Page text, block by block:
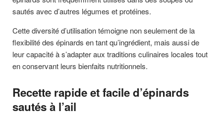
sautés avec d’autres légumes et protéines.
Cette diversité d’utilisation témoigne non seulement de la
flexibilité des épinards en tant qu’ingrédient, mais aussi de
leur capacité à s’adapter aux traditions culinaires locales tout
en conservant leurs bienfaits nutritionnels.
Recette rapide et facile d’épinards
sautés à l’ail